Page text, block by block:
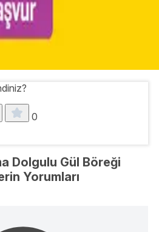
0
Dolgulu Gül Böreği
Yorumları